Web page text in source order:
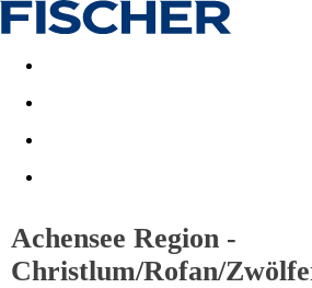
Last minute Dovolenkové kluby
Achensee Region -
Christlum/Rofan/